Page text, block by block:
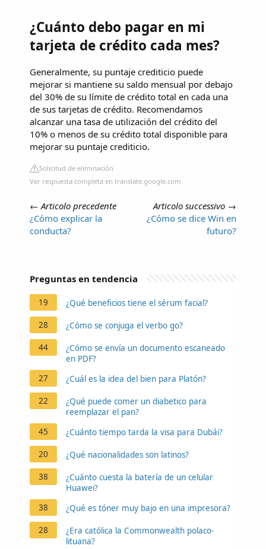
¿Cuánto debo pagar en mi
tarjeta de crédito cada mes?
Generalmente, su puntaje crediticio puede
mejorar si mantiene su saldo mensual por debajo
del 30% de su límite de crédito total en cada una
de sus tarjetas de crédito. Recomendamos
alcanzar una tasa de utilización del crédito del
10% o menos de su crédito total disponible para
mejorar su puntaje crediticio.
Solicitud de eliminación
Ver respuesta completa en translate.google.com
← Articolo precedente
¿Cómo explicar la
conducta?
Articolo successivo →
¿Cómo se dice Win en
futuro?
Preguntas en tendencia
19 ¿Qué beneficios tiene el sérum facial?
28 ¿Cómo se conjuga el verbo go?
44
¿Cómo se envía un documento escaneado
en PDF?
27
¿Cuál es la idea del bien para Platón?
22
¿Qué puede comer un diabetico para
reemplazar el pan?
45
¿Cuánto tiempo tarda la visa para Dubái?
20 ¿Qué nacionalidades son latinos?
38
¿Cuánto cuesta la batería de un celular
Huawei?
38
¿Qué es tóner muy bajo en una impresora?
28
¿Era católica la Commonwealth polaco-
lituana?